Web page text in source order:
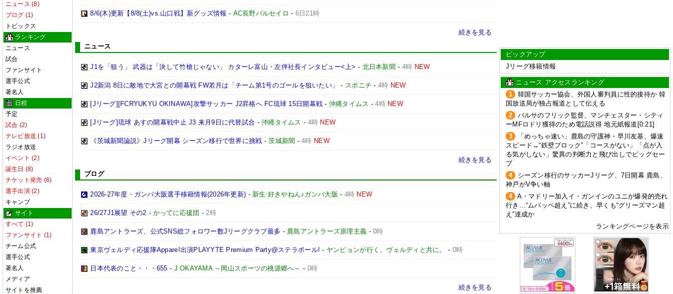
ニュース (8)
ブログ (1)
トピックス
ランキング
ニュース
試合
ファンサイト
選手公式
著名人
日程
予定
試合 (2)
テレビ放送 (1)
ラジオ放送
イベント (2)
誕生日 (8)
チケット発売 (6)
選手出演 (2)
キャンプ
サイト
すべて (1)
ファンサイト (1)
チーム公式
選手公式
著名人
メディア
サイトを推薦
8/6(木)更新【8/8(土)vs.山口戦】新グッズ情報 - AC長野パルセイロ - 6日21時
続きを見る
ニュース
J1を「狙う」 武器は「決して竹槍じゃない」 カターレ富山・左伴社長インタビュー<上> - 北日本新聞 - 4時 NEW
J2新潟 8日に敵地で大宮との開幕戦 FW若月は「チーム第1号のゴールを狙いたい」 - スポニチ - 4時 NEW
[Jリーグ][FCRYUKYU OKINAWA]攻撃サッカー J2昇格へ FC琉球 15日開幕戦- 沖縄タイムス -4時 NEW
[Jリーグ]琉球 あすの開幕戦中止 J3 来月9日に代替試合 -沖縄タイムス - 4時 NEW
《茨城新聞論説》Jリーグ開幕 シーズン移行で世界に挑戦 -茨城新聞 -4時 NEW
続きを見る
ブログ
2026-27年度・ガンバ大阪選手移籍情報(2026年更新) - 新生:好きやねん♪ガンバ大阪 - 4時 NEW
26/27J1展望 その2 - かってに応援団 -2時
鹿島アントラーズ、公式SNS総フォロワー数Jリーグクラブ最多 - 鹿島アントラーズ原理主義 -0時
東京ヴェルディ応援隊Appare!出演PLAYYTE Premium Party@ステラボール! - ヤンピョンが行く。ヴェルディと共に。 - 0時
日本代表のこと・・・655 - J OKAYAMA ～岡山スポーツの桃源郷へ～ - 0時
続きを見る
ピックアップ
Jリーグ移籍情報
ニュース アクセスランキング
1
韓国サッカー協会、外国人審判員に性的接待か 韓
国放送局が独占報道として伝える
2
バルサのフリック監督、マンチェスター・シティ
ーMFロドリ獲得のため電話説得 地元紙報道[0:21]
3
「めっちゃ速い」鹿島の守護神・早川友基、爆速
スピード→“鉄壁ブロック”「コースがない」「点が入
る気がしない」驚異の判断力と飛び出しでビッグセー
ブ
4
シーズン移行のサッカーJリーグ、7日開幕 鹿島、
神戸がV争い軸
4
A・マドリー加入イ・ガンインのユニが爆発的売れ
行き…“ムバッペ超え”に続き、早くも“グリーズマン超
え”達成か
ランキングページを表示